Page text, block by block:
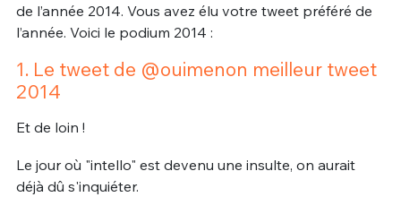
de l’année 2014. Vous avez élu votre tweet préféré de
l’année. Voici le podium 2014 :
1. Le tweet de @ouimenon meilleur tweet
2014
Et de loin !
Le jour où "intello" est devenu une insulte, on aurait
déjà dû s'inquiéter.